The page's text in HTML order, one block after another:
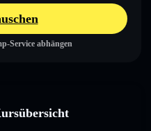
Service abhängen